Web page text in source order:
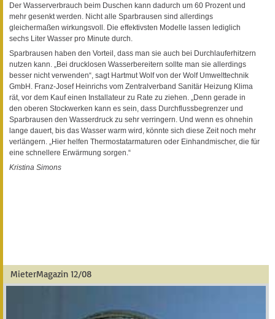
Der Wasserverbrauch beim Duschen kann dadurch um 60 Prozent und
mehr gesenkt werden. Nicht alle Sparbrausen sind allerdings
gleichermaßen wirkungsvoll. Die effektivsten Modelle lassen lediglich
sechs Liter Wasser pro Minute durch.
Sparbrausen haben den Vorteil, dass man sie auch bei Durchlauferhitzern
nutzen kann. „Bei drucklosen Wasserbereitern sollte man sie allerdings
besser nicht verwenden“, sagt Hartmut Wolf von der Wolf Umwelttechnik
GmbH. Franz-Josef Heinrichs vom Zentralverband Sanitär Heizung Klima
rät, vor dem Kauf einen Installateur zu Rate zu ziehen. „Denn gerade in
den oberen Stockwerken kann es sein, dass Durchflussbegrenzer und
Sparbrausen den Wasserdruck zu sehr verringern. Und wenn es ohnehin
lange dauert, bis das Wasser warm wird, könnte sich diese Zeit noch mehr
verlängern. „Hier helfen Thermostatarmaturen oder Einhandmischer, die für
eine schnellere Erwärmung sorgen.“
Kristina Simons
MieterMagazin 12/08